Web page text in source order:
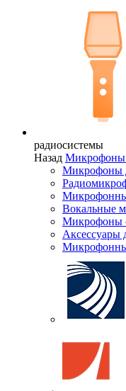
радиосистемы
Назад Микрофоны
Микрофоны
Вокальные
Микрофоны
Аксессуары